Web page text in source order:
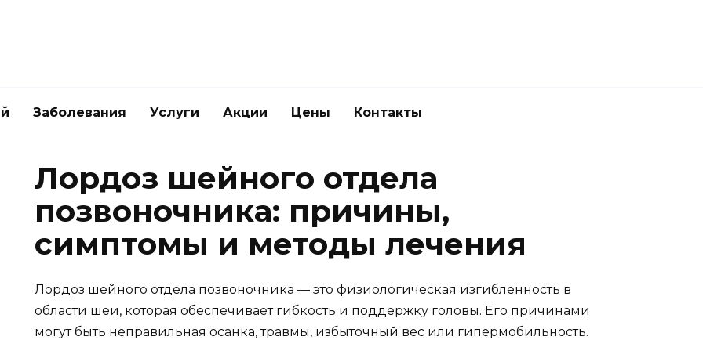
Заболевания Услуги Акции Цены Контакты
Лордоз шейного отдела
позвоночника: причины,
симптомы и методы лечения
Лордоз шейного отдела позвоночника — это физиологическая изгибленность в
области шеи, которая обеспечивает гибкость и поддержку головы. Его причинами
могут быть неправильная осанка, травмы, избыточный вес или гипермобильность.